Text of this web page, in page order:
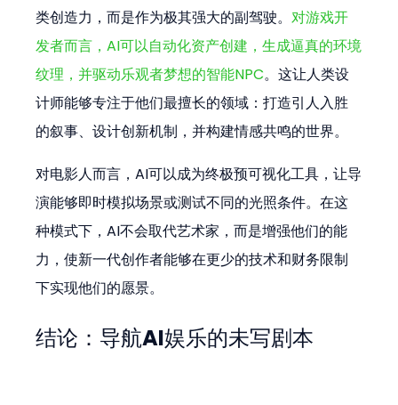
类创造力，而是作为极其强大的副驾驶。对游戏开
发者而言，AI可以自动化资产创建，生成逼真的环境
纹理，并驱动乐观者梦想的智能NPC。这让人类设
计师能够专注于他们最擅长的领域：打造引人入胜
的叙事、设计创新机制，并构建情感共鸣的世界。
对电影人而言，AI可以成为终极预可视化工具，让导
演能够即时模拟场景或测试不同的光照条件。在这
种模式下，AI不会取代艺术家，而是增强他们的能
力，使新一代创作者能够在更少的技术和财务限制
下实现他们的愿景。
结论：导航AI娱乐的未写剧本